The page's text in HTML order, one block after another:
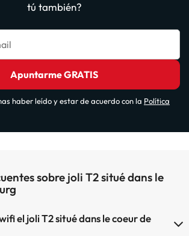
tú también?
Apuntarme GRATIS
haber leído y estar de acuerdo con la Política
sobre joli T2 situé dans le
el joli T2 situé dans le coeur de